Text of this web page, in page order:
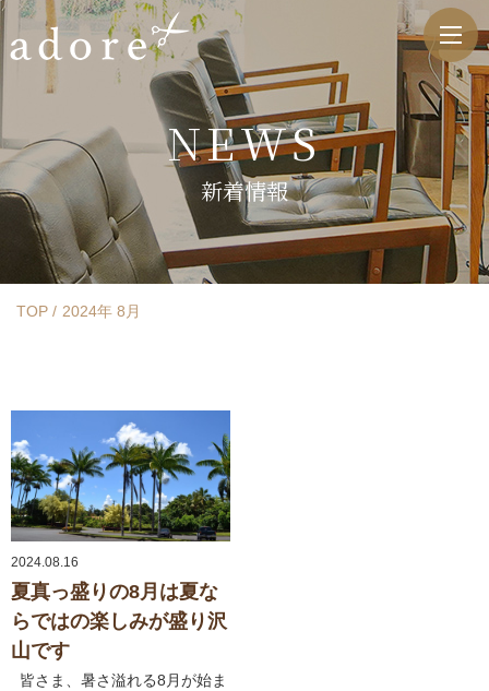
NEWS
新着情報
TOP 2024年 8月
2024.08.16
夏真っ盛りの8月は夏な
らではの楽しみが盛り沢
山です
皆さま、暑さ溢れる8月が始ま